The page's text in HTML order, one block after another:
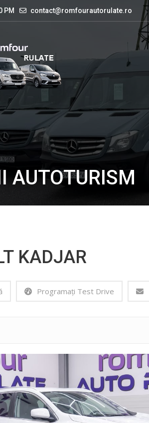
PM contact@romfourautorulate.ro
AUTOTURISM
KADJAR
Programați Test Drive